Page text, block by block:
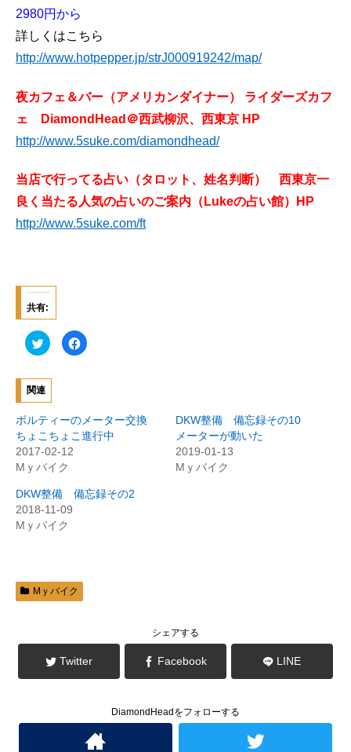
2980円から
詳しくはこちら
http://www.hotpepper.jp/strJ000919242/map/
夜カフェ＆バー（アメリカンダイナー） ライダーズカフ
ェ DiamondHead＠西武柳沢、西東京 HP
http://www.5suke.com/diamondhead/
当店で行ってる占い（タロット、姓名判断） 西東京一
良く当たる人気の占いのご案内（Lukeの占い館）HP
http://www.5suke.com/ft
共有:
ク
リ
し
て
T
w
i
t
e
r
で
共
(
新
し
い
ウ
開
き
ま
F
a
で
共
有
す
リ
ッ
新
い
ド
で
き
関連
ボルティーのメーター交換
ちょこちょこ進行中
2017-02-12
Mｙバイク
DKW整備 備忘録その10
メーターが動いた
2019-01-13
Mｙバイク
DKW整備 備忘録その2
2018-11-09
Mｙバイク
Mｙバイク
シェアする
Twitter Facebook LINE
DiamondHeadをフォローする